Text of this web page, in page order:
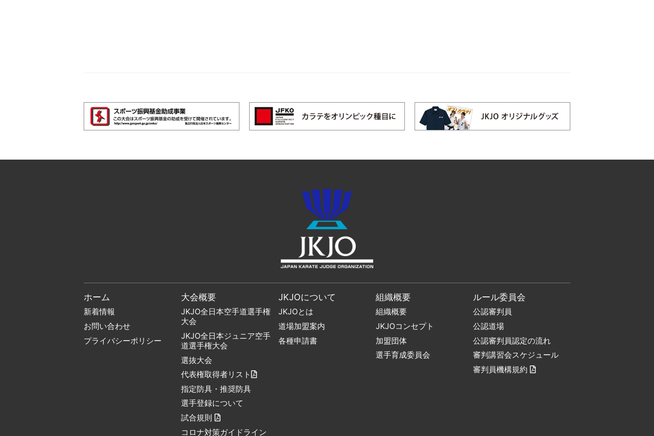
ホーム
新着情報
お問い合わせ
プライバシーポリシー
大会概要
JKJO全日本空手道選手権
大会
JKJO全日本ジュニア空手
道選手権大会
選抜大会
代表権取得者リスト
指定防具・推奨防具
選手登録について
試合規則
コロナ対策ガイドライン
JKJOについて
JKJOとは
道場加盟案内
各種申請書
組織概要
組織概要
JKJOコンセプト
加盟団体
選手育成委員会
ルール委員会
公認審判員
公認道場
公認審判員認定の流れ
審判講習会スケジュール
審判員機構規約